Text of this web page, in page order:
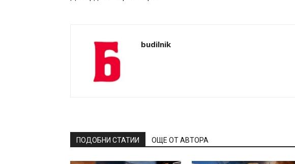
budilnik
ПОДОБНИ СТАТИИ ОЩЕ ОТ АВТОРА